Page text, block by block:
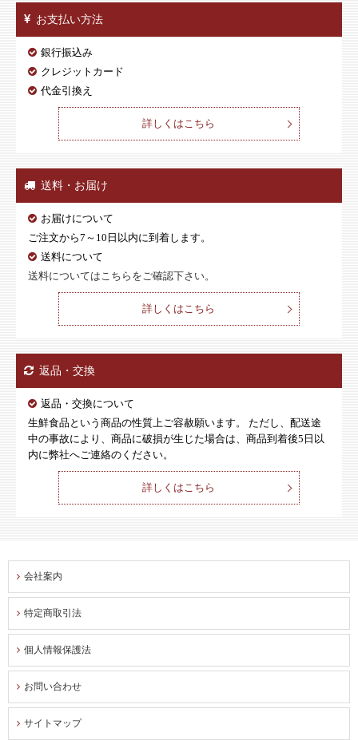
お支払い方法
銀行振込み
クレジットカード
代金引換え
詳しくはこちら
送料・お届け
お届けについて
ご注文から7～10日以内に到着します。
送料について
送料についてはこちらをご確認下さい。
詳しくはこちら
返品・交換
返品・交換について
生鮮食品という商品の性質上ご容赦願います。 ただし、配送途
中の事故により、商品に破損が生じた場合は、商品到着後5日以
内に弊社へご連絡のください。
詳しくはこちら
会社案内
特定商取引法
個人情報保護法
お問い合わせ
サイトマップ